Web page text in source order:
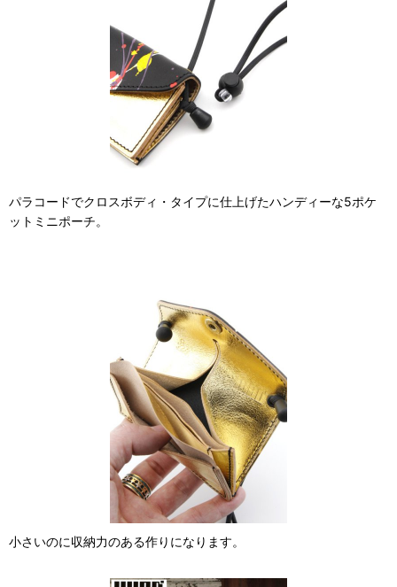
パラコードでクロスボディ・タイプに仕上げたハンディーな5ポケ
ットミニポーチ。
小さいのに収納力のある作りになります。